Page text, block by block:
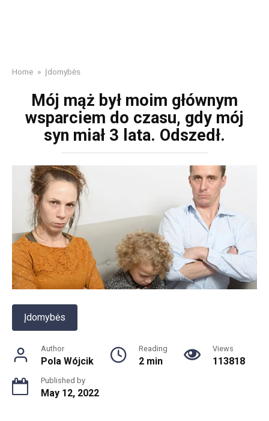
Home » Įdomybės
Mój mąż był moim głównym
wsparciem do czasu, gdy mój
syn miał 3 lata. Odszedł.
Įdomybės
Author
Pola Wójcik
Reading
2 min
Views
113818
Published by
May 12, 2022